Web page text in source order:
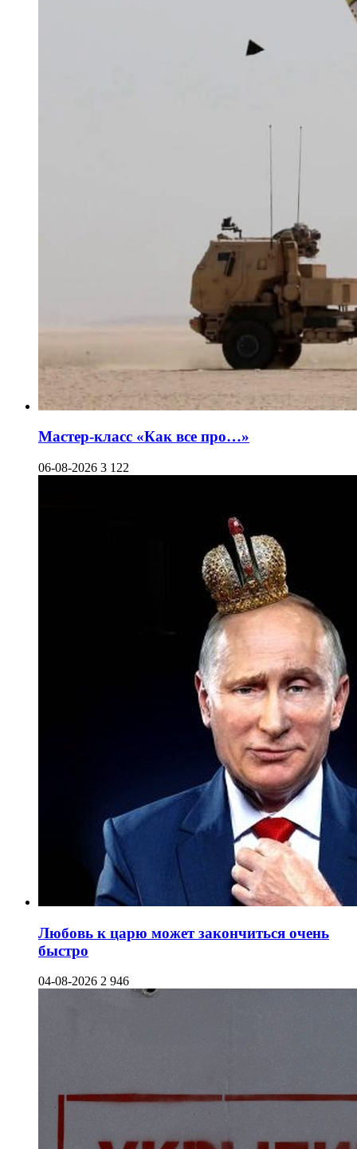
Мастер-класс «Как все про…»
06-08-2026 3 122
Любовь к царю может закончиться очень
быстро
04-08-2026 2 946